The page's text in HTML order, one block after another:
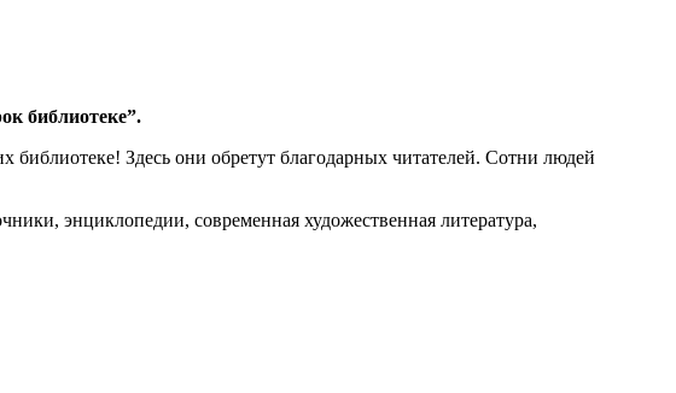
библиотеке”.
Здесь они обретут благодарных читателей. Сотни людей
энциклопедии, современная художественная литература,